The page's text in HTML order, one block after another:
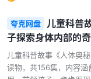
01个趣味横生的人文小
生活习俗、饮食起源等
盖儿上的锯齿有21个？”
语言解答那些“为什么”
夸克网盘
儿童科普
子探索身体内部的
儿童科普故事《人体奥
读物，共156集，内容